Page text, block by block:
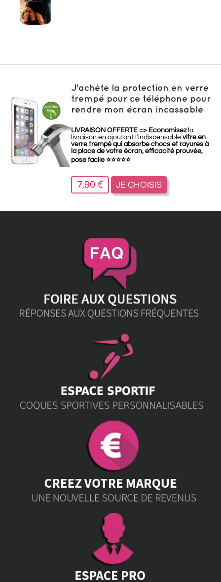
J'achète la protection en verre
trempé pour ce téléphone pour
rendre mon écran incassable
LIVRAISON OFFERTE => Economisezla
livraison en ajoutant l'indispensable vitre en
verre trempé qui absorbe chocs et rayures à
la place de votre écran, efficacité prouvée,
pose facile ⭐⭐⭐⭐⭐
7,90 € JE CHOISIS